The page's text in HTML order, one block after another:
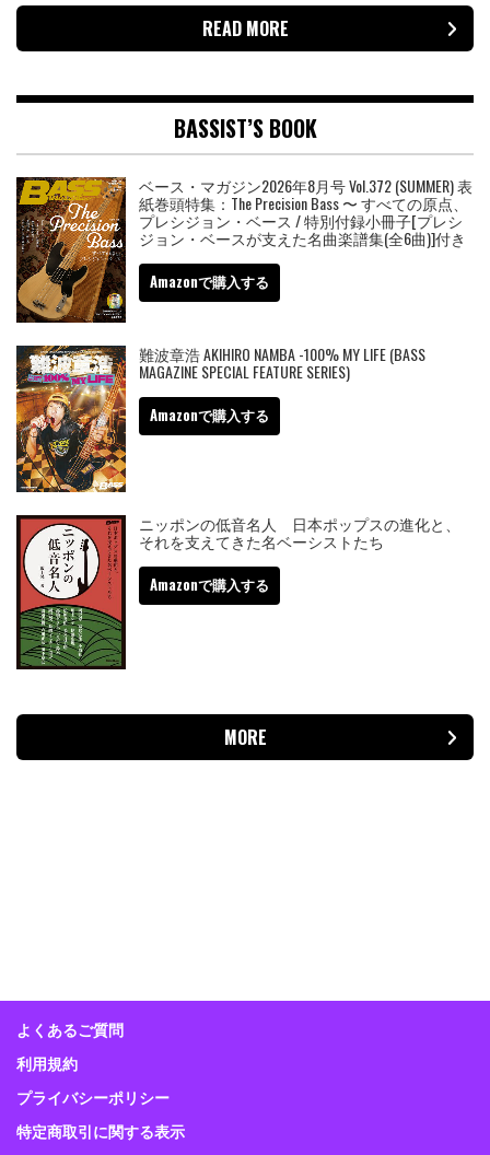
READ MORE
BASSIST’S BOOK
ベース・マガジン2026年8月号 Vol.372 (SUMMER) 表
紙巻頭特集：The Precision Bass 〜 すべての原点、
プレシジョン・ベース / 特別付録小冊子[プレシ
ジョン・ベースが支えた名曲楽譜集(全6曲)]付き
Amazonで購入する
難波章浩 AKIHIRO NAMBA -100% MY LIFE (BASS
MAGAZINE SPECIAL FEATURE SERIES)
Amazonで購入する
ニッポンの低音名人 日本ポップスの進化と、
それを支えてきた名ベーシストたち
Amazonで購入する
MORE
よくあるご質問
利用規約
プライバシーポリシー
特定商取引に関する表示